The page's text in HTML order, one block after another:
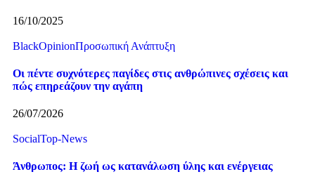
16/10/2025
BlackOpinionΠροσωπική Ανάπτυξη
Οι πέντε συχνότερες παγίδες στις ανθρώπινες σχέσεις και
πώς επηρεάζουν την αγάπη
26/07/2026
SocialTop-News
Άνθρωπος: Η ζωή ως κατανάλωση ύλης και ενέργειας